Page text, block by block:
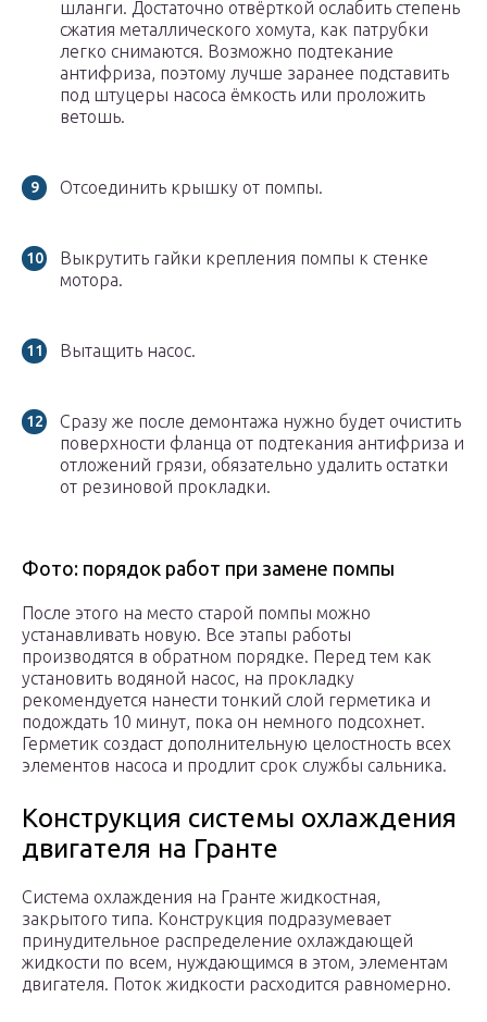
шланги. Достаточно отвёрткой ослабить степень
сжатия металлического хомута, как патрубки
легко снимаются. Возможно подтекание
антифриза, поэтому лучше заранее подставить
под штуцеры насоса ёмкость или проложить
ветошь.
Отсоединить крышку от помпы.
Выкрутить гайки крепления помпы к стенке
мотора.
Вытащить насос.
Сразу же после демонтажа нужно будет очистить
поверхности фланца от подтекания антифриза и
отложений грязи, обязательно удалить остатки
от резиновой прокладки.
Фото: порядок работ при замене помпы
После этого на место старой помпы можно
устанавливать новую. Все этапы работы
производятся в обратном порядке. Перед тем как
установить водяной насос, на прокладку
рекомендуется нанести тонкий слой герметика и
подождать 10 минут, пока он немного подсохнет.
Герметик создаст дополнительную целостность всех
элементов насоса и продлит срок службы сальника.
Конструкция системы охлаждения
двигателя на Гранте
Система охлаждения на Гранте жидкостная,
закрытого типа. Конструкция подразумевает
принудительное распределение охлаждающей
жидкости по всем, нуждающимся в этом, элементам
двигателя. Поток жидкости расходится равномерно.